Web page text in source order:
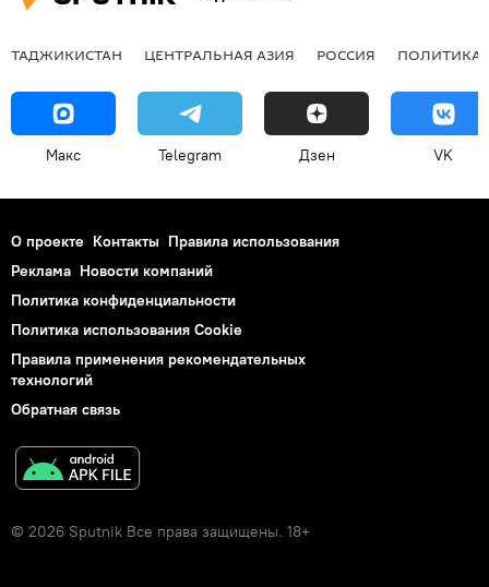
ТАДЖИКИСТАН ЦЕНТРАЛЬНАЯ АЗИЯ РОССИЯ ПОЛИТИКА
Макс Telegram Дзен VK
О проекте Контакты Правила использования
Реклама Новости компаний
Политика конфиденциальности
Политика использования Cookie
Правила применения рекомендательных
технологий
Обратная связь
© 2026 Sputnik Все права защищены. 18+